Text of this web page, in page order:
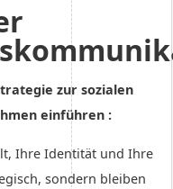
zur sozialen
einführen :
Ihre Identität und Ihre
sondern bleiben